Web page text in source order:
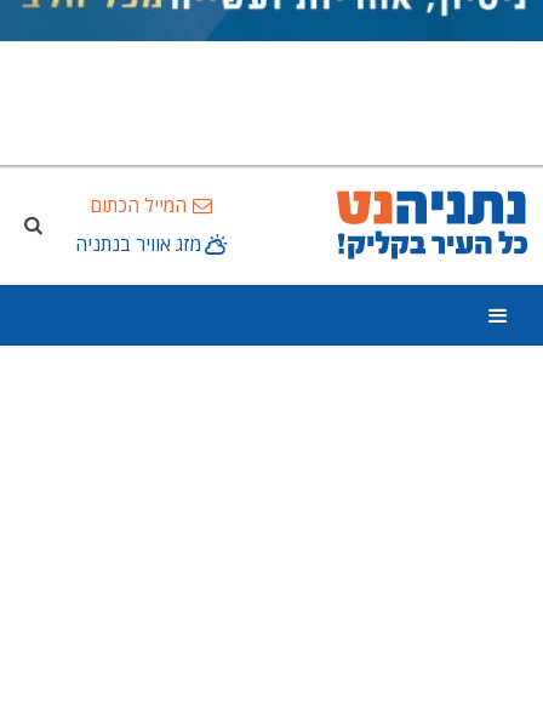
המייל הכתום
מזג אוויר בנתניה